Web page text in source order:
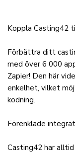
Koppla Casting42
Förbättra ditt
med över 6 000
Zapier! Den här
enkelhet, vilket
kodning.
Förenklade
Casting42 har